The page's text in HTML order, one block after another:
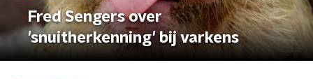
Fred Sengers over
'snuitherkenning' bij varkens